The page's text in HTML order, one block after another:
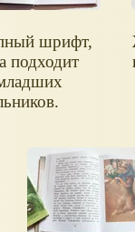
шрифт,
подходит